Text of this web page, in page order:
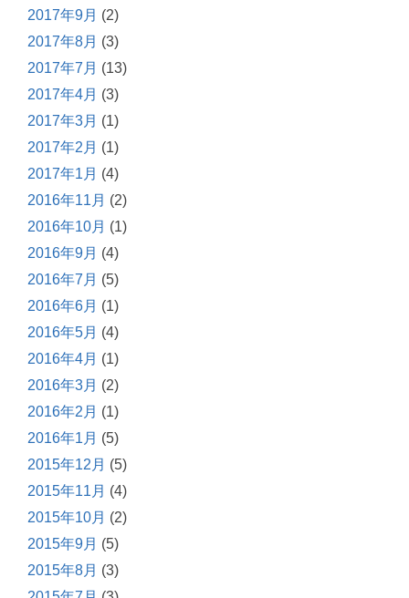
2017年9月 (2)
2017年8月 (3)
2017年7月 (13)
2017年4月 (3)
2017年3月 (1)
2017年2月 (1)
2017年1月 (4)
2016年11月 (2)
2016年10月 (1)
2016年9月 (4)
2016年7月 (5)
2016年6月 (1)
2016年5月 (4)
2016年4月 (1)
2016年3月 (2)
2016年2月 (1)
2016年1月 (5)
2015年12月 (5)
2015年11月 (4)
2015年10月 (2)
2015年9月 (5)
2015年8月 (3)